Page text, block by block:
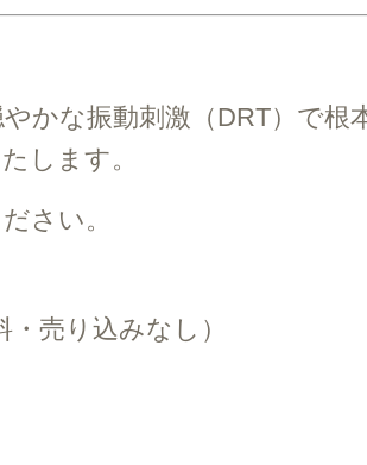
かな振動刺激（DRT）で
します。
さい。
売り込みなし）